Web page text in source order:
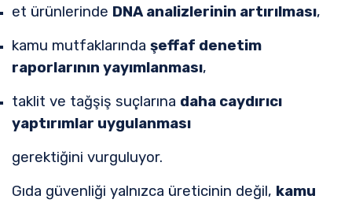
et ürünlerinde DNA analizlerinin artırılması,
kamu mutfaklarında şeffaf denetim
raporlarının yayımlanması,
taklit ve tağşiş suçlarına daha caydırıcı
yaptırımlar uygulanması
gerektiğini vurguluyor.
Gıda güvenliği yalnızca üreticinin değil, kamu